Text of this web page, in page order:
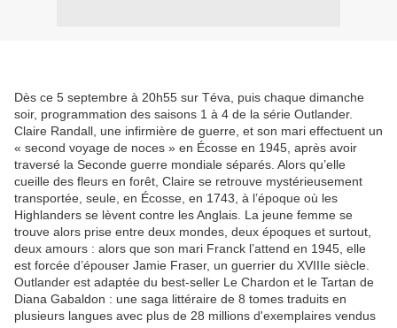
Dès ce 5 septembre à 20h55 sur Téva, puis chaque dimanche
soir, programmation des saisons 1 à 4 de la série Outlander.
Claire Randall, une infirmière de guerre, et son mari effectuent un
« second voyage de noces » en Écosse en 1945, après avoir
traversé la Seconde guerre mondiale séparés. Alors qu’elle
cueille des fleurs en forêt, Claire se retrouve mystérieusement
transportée, seule, en Écosse, en 1743, à l’époque où les
Highlanders se lèvent contre les Anglais. La jeune femme se
trouve alors prise entre deux mondes, deux époques et surtout,
deux amours : alors que son mari Franck l’attend en 1945, elle
est forcée d’épouser Jamie Fraser, un guerrier du XVIIIe siècle.
Outlander est adaptée du best-seller Le Chardon et le Tartan de
Diana Gabaldon : une saga littéraire de 8 tomes traduits en
plusieurs langues avec plus de 28 millions d'exemplaires vendus